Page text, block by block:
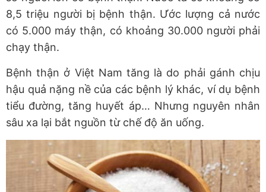
8,5 triệu người bị bệnh thận. Ước lượng cả nước
có 5.000 máy thận, có khoảng 30.000 người phải
chạy thận.
Bệnh thận ở Việt Nam tăng là do phải gánh chịu
hậu quả nặng nề của các bệnh lý khác, ví dụ bệnh
tiểu đường, tăng huyết áp… Nhưng nguyên nhân
sâu xa lại bắt nguồn từ chế độ ăn uống.